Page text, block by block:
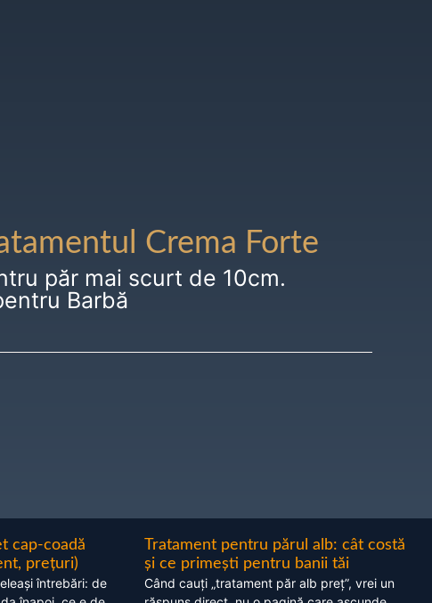
Crema Forte
păr mai scurt de 10cm.
Barbă
cap-coadă
prețuri)
întrebări: de
Tratament pentru părul alb: cât costă
și ce primești pentru banii tăi
Când cauți „tratament păr alb preț”, vrei un